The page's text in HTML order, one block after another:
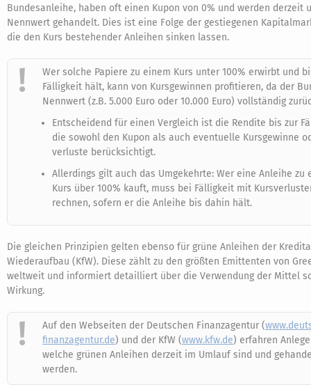
Bundesanleihe, haben oft einen Kupon von 0% und werden derzeit
Nennwert gehandelt. Dies ist eine Folge der gestiegenen
die den Kurs bestehender Anleihen sinken lassen.
Wer solche Papiere zu einem Kurs unter 100% erwirbt und
Fälligkeit hält, kann von Kursgewinnen profitieren, da der
Nennwert (z.B. 5.000 Euro oder 10.000 Euro) vollständig
Entscheidend für einen Vergleich ist die Rendite bis zur
die sowohl den Kupon als auch eventuelle Kursgewinne
verluste berücksichtigt.
Allerdings gilt auch das Umgekehrte: Wer eine Anleihe zu
Kurs über 100% kauft, muss bei Fälligkeit mit
rechnen, sofern er die Anleihe bis dahin hält.
Die gleichen Prinzipien gelten ebenso für grüne Anleihen der
Wiederaufbau (KfW). Diese zählt zu den größten Emittenten von
weltweit und informiert detailliert über die Verwendung der Mittel
Wirkung.
Auf den Webseiten der Deutschen Finanzagentur (
finanzagentur.de) und der KfW (www.kfw.de) erfahren
welche grünen Anleihen derzeit im Umlauf sind und
werden.